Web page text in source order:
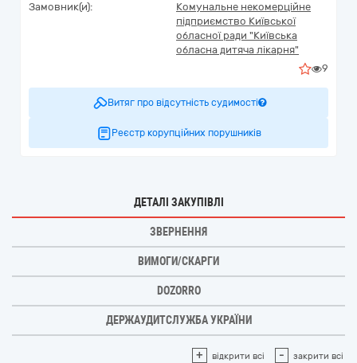
Замовник(и):
Комунальне некомерційне
підприємство Київської
обласної ради "Київська
обласна дитяча лікарня"
9
Витяг про відсутність судимості
Реєстр корупційних порушників
ДЕТАЛІ ЗАКУПІВЛІ
ЗВЕРНЕННЯ
ВИМОГИ/СКАРГИ
DOZORRO
ДЕРЖАУДИТСЛУЖБА УКРАЇНИ
+ відкрити всі - закрити всі